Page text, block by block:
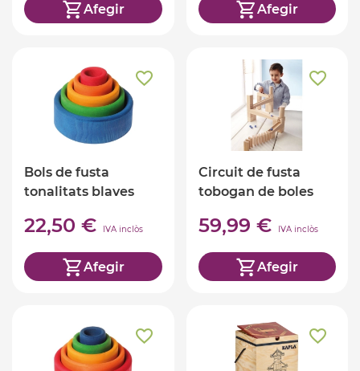
Afegir Afegir
Bols de fusta
tonalitats blaves
22,50 € IVA inclòs
Afegir
Circuit de fusta
tobogan de boles
59,99 € IVA inclòs
Afegir